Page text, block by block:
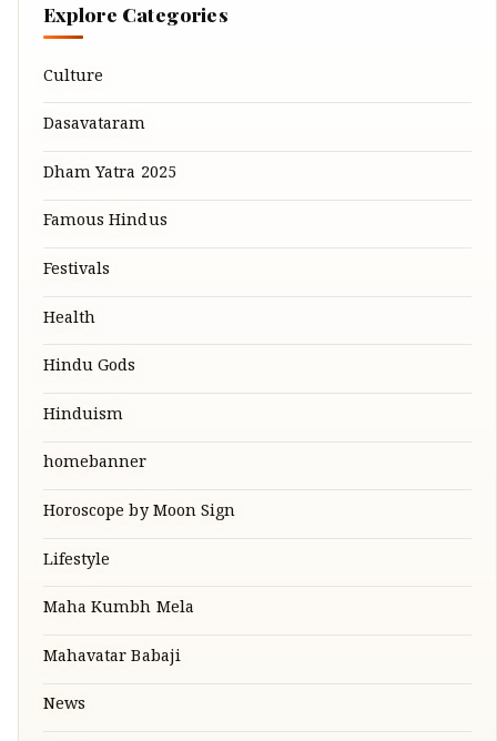
Explore Categories
Culture
Dasavataram
Dham Yatra 2025
Famous Hindus
Festivals
Health
Hindu Gods
Hinduism
homebanner
Horoscope by Moon Sign
Lifestyle
Maha Kumbh Mela
Mahavatar Babaji
News